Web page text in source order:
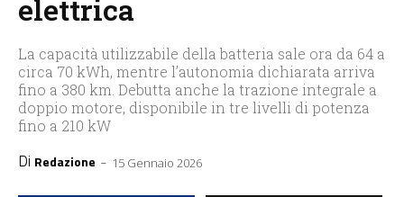
elettrica
La capacità utilizzabile della batteria sale ora da 64 a
circa 70 kWh, mentre l’autonomia dichiarata arriva
fino a 380 km. Debutta anche la trazione integrale a
doppio motore, disponibile in tre livelli di potenza
fino a 210 kW
Di Redazione - 15 Gennaio 2026